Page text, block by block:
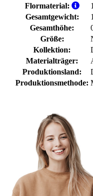
Flormaterial:
Gesamtgewicht:
Gesamthöhe:
Größe:
Kollektion:
Materialträger:
Produktionsland:
Produktionsmethode: